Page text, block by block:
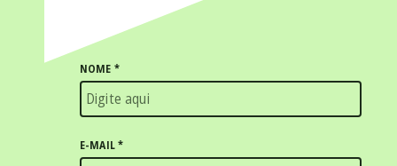
NOME *
E-MAIL*